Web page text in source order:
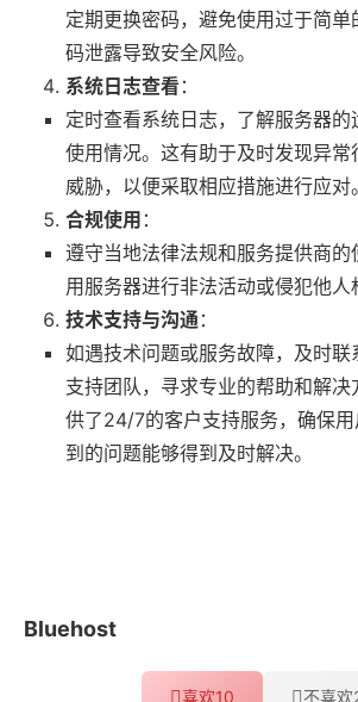
定期更换密码，避免使用过于简单
码泄露导致安全风险。
系统日志查看：
定时查看系统日志，了解服务器的
使用情况。这有助于及时发现异
威胁，以便采取相应措施进行应对。
合规使用 ：
遵守当地法律法规和服务提供商的
用服务器进行非法活动或侵犯他人
技术支持与沟通：
如遇技术问题或服务故障，及时
支持团队，寻求专业的帮助和解
供了24/7的客户支持服务，确保
到的问题能够得到及时解决。
Bluehost
喜欢10 不喜欢